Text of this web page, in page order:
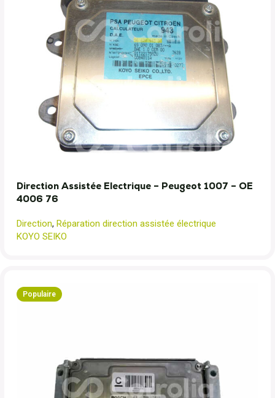
Direction Assistée Electrique – Peugeot 1007 – OE
4006 76
Direction, Réparation direction assistée électrique
KOYO SEIKO
Populaire